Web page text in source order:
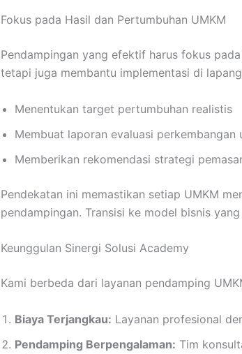
Fokus pada Hasil dan Pertumbuhan UMKM
Pendampingan yang efektif harus fokus
tetapi juga membantu implementasi di
Menentukan target pertumbuhan realistis
Membuat laporan evaluasi perkembangan
Memberikan rekomendasi strategi
Pendekatan ini memastikan setiap UMKM
pendampingan. Transisi ke model bisnis
Keunggulan Sinergi Solusi Academy
Kami berbeda dari layanan pendamping
Biaya Terjangkau: Layanan profesional
Pendamping Berpengalaman: Tim